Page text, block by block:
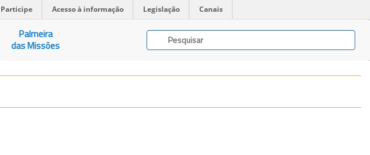
Participe Acesso à informação Legislação Canais
Palmeira
das Missões